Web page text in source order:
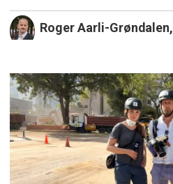
Roger Aarli-Grøndalen,